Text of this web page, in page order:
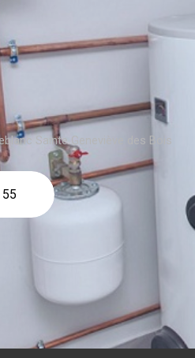
Sainte Geneviève des Bois